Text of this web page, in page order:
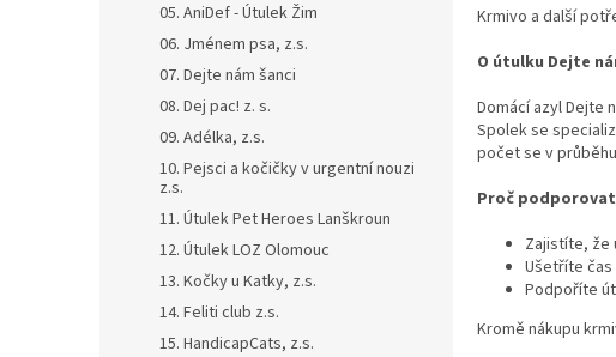
05. AniDef - Útulek Žim
06. Jménem psa, z.s.
07. Dejte nám šanci
08. Dej pac! z. s.
09. Adélka, z.s.
10. Pejsci a kočičky v urgentní nouzi
z.s.
11. Útulek Pet Heroes Lanškroun
12. Útulek LOZ Olomouc
13. Kočky u Katky, z.s.
14. Feliti club z.s.
15. HandicapCats, z.s.
Krmivo a další
O útulku Dejte
Domácí azyl Dejte
Spolek se
počet se v
Proč
Zajistíte, že
Ušetříte čas
Podpoříte
Kromě nákupu